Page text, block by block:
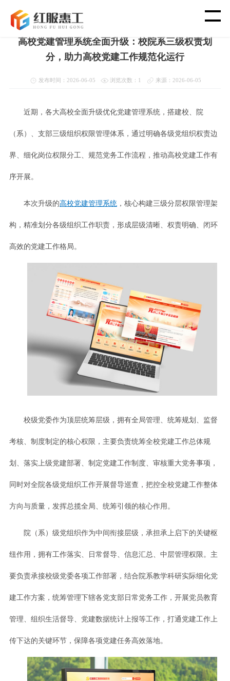
首 页
智 慧 工 会
党 建 功 能
渠 道 合 作
新 闻 资 讯
关 于 我 们
首页>新闻资讯>教育党建软件
高校党建管理系统全面升级：校院系三级权责划
分，助力高校党建工作规范化运行
发布时间：2026-06-05 浏览次数：1 来源：2026-06-05
近期，各大高校全面升级优化党建管理系统，搭建校、院
（系）、支部三级组织权限管理体系，通过明确各级党组织权责边
界、细化岗位权限分工、规范党务工作流程，推动高校党建工作有
序开展。
本次升级的高校党建管理系统，核心构建三级分层权限管理架
构，精准划分各级组织工作职责，形成层级清晰、权责明确、闭环
高效的党建工作格局。
校级党委作为顶层统筹层级，拥有全局管理、统筹规划、监督
考核、制度制定的核心权限，主要负责统筹全校党建工作总体规
划、落实上级党建部署、制定党建工作制度、审核重大党务事项，
同时对全院各级党组织工作开展督导巡查，把控全校党建工作整体
方向与质量，发挥总揽全局、统筹引领的核心作用。
院（系）级党组织作为中间衔接层级，承担承上启下的关键枢
纽作用，拥有工作落实、日常督导、信息汇总、中层管理权限。主
要负责承接校级党委各项工作部署，结合院系教学科研实际细化党
建工作方案，统筹管理下辖各党支部日常党务工作，开展党员教育
管理、组织生活督导、党建数据统计上报等工作，打通党建工作上
传下达的关键环节，保障各项党建任务高效落地。